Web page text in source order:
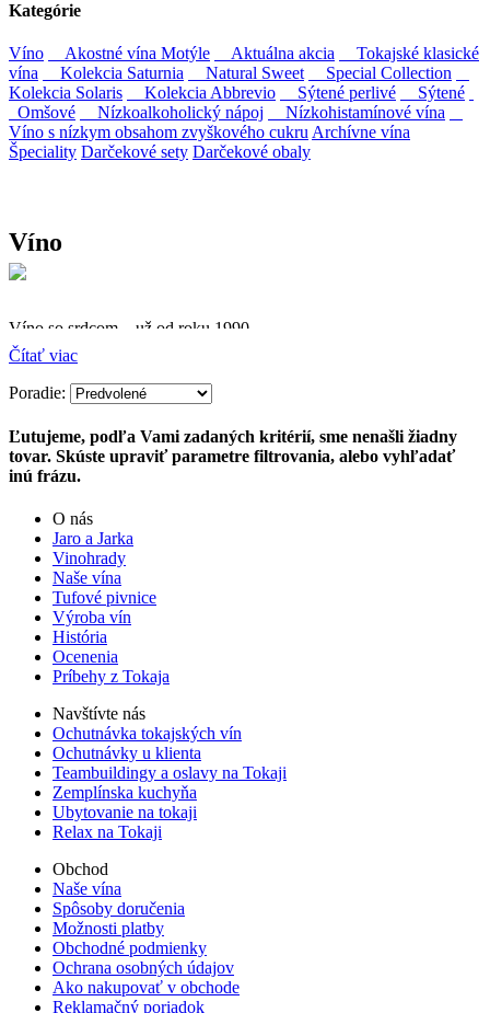
Kategórie
Víno Akostné vína Motýle Aktuálna akcia
Tokajské klasické
vína
Kolekcia Saturnia Natural Sweet
Special Collection
Kolekcia Solaris
Kolekcia Abbrevio Sýtené perlivé
Sýtené
Omšové
Nízkoalkoholický nápoj
Nízkohistamínové vína
Víno s nízkym obsahom zvyškového cukru Archívne vína
Špeciality Darčekové sety Darčekové obaly
Víno
Víno so srdcom – už od roku 1990
Firma Ostrožovič je najstaršou privátnou firmou na
slovenskom Tokaji.
priniesli na slovenský trh sólo spracované vína z tokajských odrôd
Furmint, Lipovina a Muškát žltý reduktívnou technológiou. Hrozno
spracúvame najmodernejšími technológiami, vrátane riadenej
Čítať viac
Poradie:
Ľutujeme, podľa Vami zadaných kritérií, sme nenašli žiadny
tovar. Skúste upraviť parametre filtrovania, alebo vyhľadať
inú frázu.
O nás
Jaro a Jarka
Vinohrady
Naše vína
Tufové pivnice
Výroba vín
História
Ocenenia
Príbehy z Tokaja
Navštívte nás
Ochutnávka tokajských vín
Ochutnávky u klienta
Teambuildingy a oslavy na Tokaji
Zemplínska kuchyňa
Ubytovanie na tokaji
Relax na Tokaji
Obchod
Naše vína
Spôsoby doručenia
Možnosti platby
Obchodné podmienky
Ochrana osobných údajov
Ako nakupovať v obchode
Reklamačný poriadok